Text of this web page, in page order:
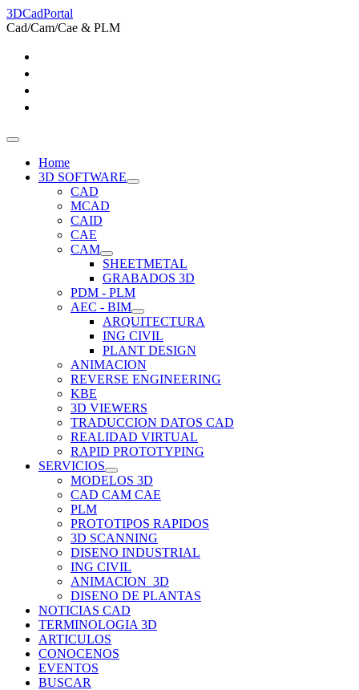
3DCadPortal
Cad/Cam/Cae & PLM
Home
3D SOFTWARE
CAD
MCAD
CAID
CAE
CAM
SHEETMETAL
GRABADOS 3D
PDM - PLM
AEC - BIM
ARQUITECTURA
ING CIVIL
PLANT DESIGN
ANIMACION
REVERSE ENGINEERING
KBE
3D VIEWERS
TRADUCCION DATOS CAD
REALIDAD VIRTUAL
RAPID PROTOTYPING
SERVICIOS
MODELOS 3D
CAD CAM CAE
PLM
PROTOTIPOS RAPIDOS
3D SCANNING
DISENO INDUSTRIAL
ING CIVIL
ANIMACION_3D
DISENO DE PLANTAS
NOTICIAS CAD
TERMINOLOGIA 3D
ARTICULOS
CONOCENOS
EVENTOS
BUSCAR